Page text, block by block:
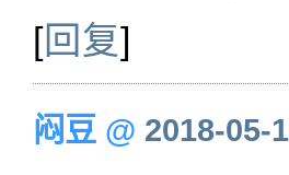
[回复]
闷豆 @ 2018-05-